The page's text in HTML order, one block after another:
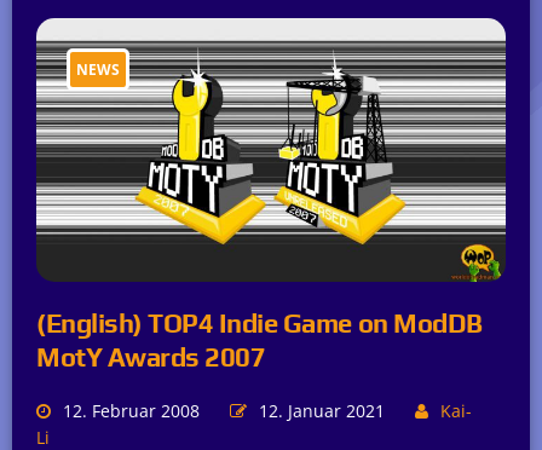
NEWS
(English) TOP4 Indie Game on ModDB
MotY Awards 2007
12. Februar 2008 12. Januar 2021
Kai-
Li